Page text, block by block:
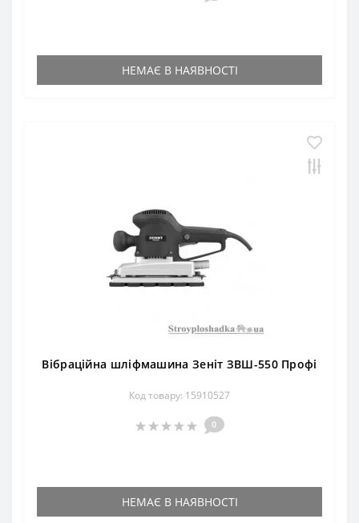
НЕМАЄ В НАЯВНОСТІ
Вібраційна шліфмашина Зеніт ЗВШ-550 Профі
Код товару: 15910527
0
НЕМАЄ В НАЯВНОСТІ